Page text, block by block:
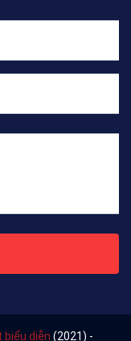
biểu diễn (2021) -